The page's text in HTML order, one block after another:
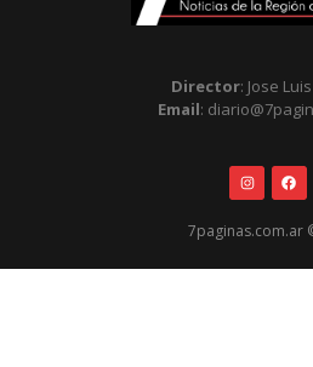
Director: Jose
Email:
7paginas.com.ar